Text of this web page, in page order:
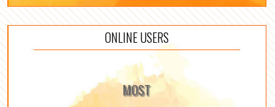
ONLINE USERS
MOST